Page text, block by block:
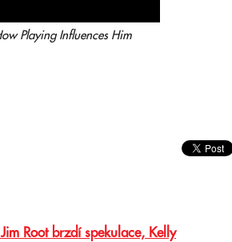
Playing Influences Him
Root brzdí spekulace, Kelly